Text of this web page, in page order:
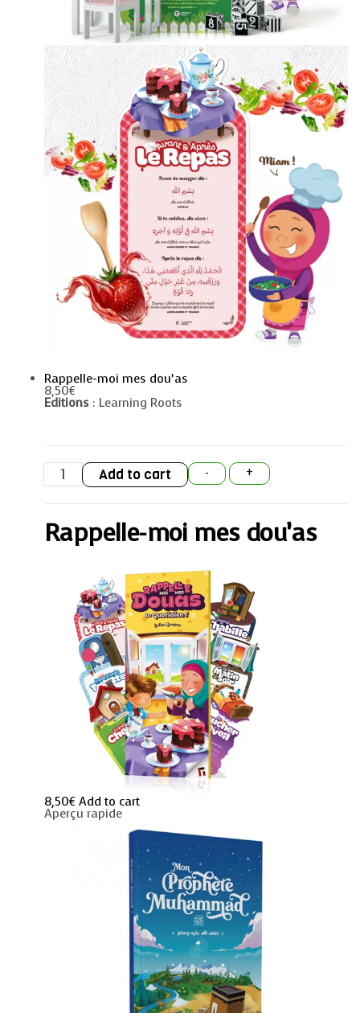
Rappelle-moi mes dou’as
8,50€
Editions : Learning Roots
-
Rappelle-
moi
mes
+
Add to cart
Rappelle-moi mes dou’as
8,50€ Add to cart
Aperçu rapide